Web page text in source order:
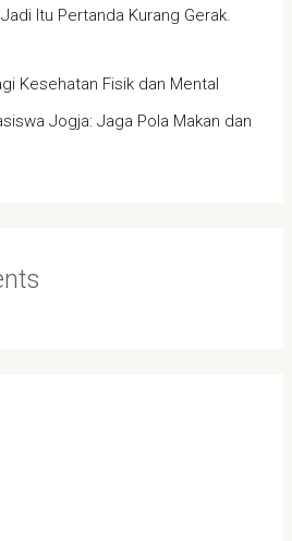
Itu Pertanda Kurang Gerak.
Kesehatan Fisik dan Mental
Jogja: Jaga Pola Makan dan